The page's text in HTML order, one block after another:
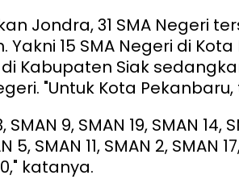
Jondra, 31 SMA Negeri
Yakni 15 SMA Negeri di Kota
Kabupaten Siak
"Untuk Kota
SMAN 9, SMAN 19, SMAN 14,
5, SMAN 11, SMAN 2, SMAN
katanya.